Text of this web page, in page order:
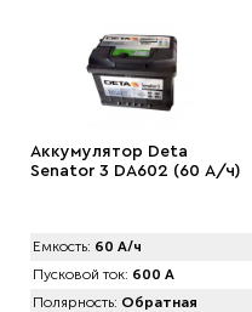
Аккумулятор Deta
Senator 3 DA602 (60 А/ч)
Емкость: 60 А/ч
Пусковой ток: 600 А
Полярность: Обратная